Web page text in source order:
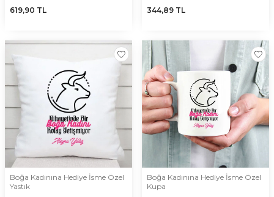
619,90 TL
344,89 TL
Boğa Kadınına Hediye İsme Özel
Yastık
Boğa Kadınına Hediye İsme Özel
Kupa